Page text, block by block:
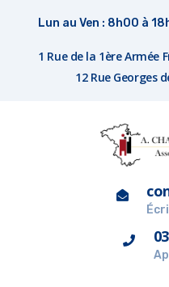
Lun au Ven : 8h00 à
1 Rue de la 1ère Armée
12 Rue Georges